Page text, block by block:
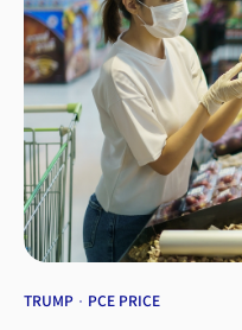
서비스는 27%, 지역서비스는
바 및 나이트클럽은 15%, 레스토
미국인들…은행 대출 조이기는 변
지원하는 사업장입니다. 옐프가
트렌드’에 따르면 미국인들은 파
온수욕조 등을 집에 설치했죠. 각
인조잔디 서비스도 늘었습니다.
늘었습니다. 로드아일랜드, 웨스
지역에서 크게 늘었죠. 비주류 그
(LGBTQ) 소유 기업은 33%, 흑인
25%를 상회했습니다. 여성 소유
커지면서 비주류가 소유한 새로운
TRUMP PCE PRICE